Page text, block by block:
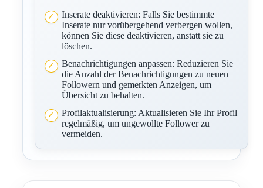
Inserate deaktivieren: Falls Sie bestimmte
Inserate nur vorübergehend verbergen wollen,
können Sie diese deaktivieren, anstatt sie zu
löschen.
Benachrichtigungen anpassen: Reduzieren Sie
die Anzahl der Benachrichtigungen zu neuen
Followern und gemerkten Anzeigen, um
Übersicht zu behalten.
Profilaktualisierung: Aktualisieren Sie Ihr Profil
regelmäßig, um ungewollte Follower zu
vermeiden.